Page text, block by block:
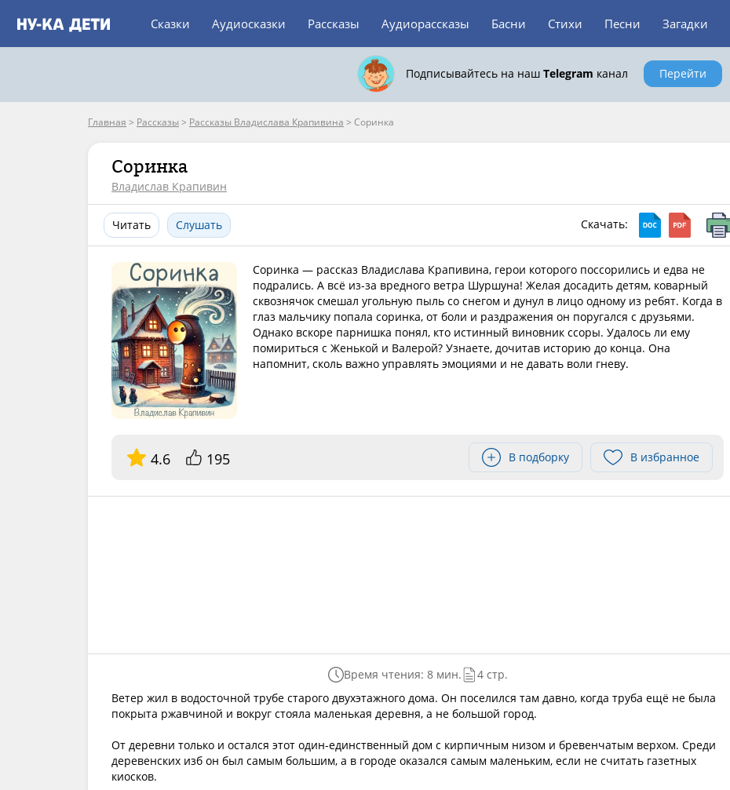
Сказки Аудиосказки Рассказы Аудиорассказы Басни Стихи Песни Загадки
Подписывайтесь на наш Telegram канал Перейти
Главная > Рассказы > Рассказы Владислава Крапивина > Соринка
Соринка
Владислав Крапивин
Читать Слушать Скачать:
Соринка — рассказ Владислава Крапивина, герои которого поссорились и едва не
подрались. А всё из-за вредного ветра Шуршуна! Желая досадить детям, коварный
сквознячок смешал угольную пыль со снегом и дунул в лицо одному из ребят. Когда в
глаз мальчику попала соринка, от боли и раздражения он поругался с друзьями.
Однако вскоре парнишка понял, кто истинный виновник ссоры. Удалось ли ему
помириться с Женькой и Валерой? Узнаете, дочитав историю до конца. Она
напомнит, сколь важно управлять эмоциями и не давать воли гневу.
4.6 195 В подборку В избранное
Время чтения: 8 мин.
4 стр.
Ветер жил в водосточной трубе старого двухэтажного дома. Он поселился там давно, когда труба ещё не была
покрыта ржавчиной и вокруг стояла маленькая деревня, а не большой город.
От деревни только и остался этот один-единственный дом с кирпичным низом и бревенчатым верхом. Среди
деревенских изб он был самым большим, а в городе оказался самым маленьким, если не считать газетных
киосков.